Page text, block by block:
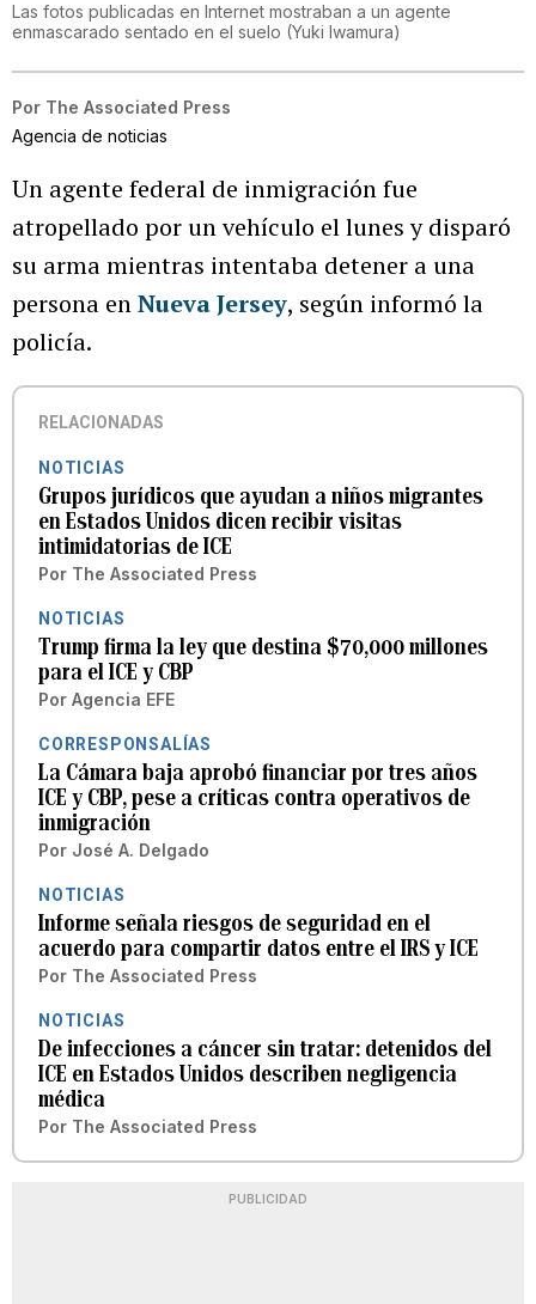
Las fotos publicadas en Internet mostraban a un agente
enmascarado sentado en el suelo (Yuki Iwamura)
Por The Associated Press
Agencia de noticias
Un agente federal de inmigración fue
atropellado por un vehículo el lunes y disparó
su arma mientras intentaba detener a una
persona enNueva Jersey, según informó la
policía.
RELACIONADAS
NOTICIAS
Grupos jurídicos que ayudan a niños migrantes
en Estados Unidos dicen recibir visitas
intimidatorias de ICE
Por The Associated Press
NOTICIAS
Trump firma la ley que destina $70,000 millones
para el ICE y CBP
Por Agencia EFE
CORRESPONSALÍAS
La Cámara baja aprobó financiar por tres años
ICE y CBP, pese a críticas contra operativos de
inmigración
Por José A. Delgado
NOTICIAS
Informe señala riesgos de seguridad en el
acuerdo para compartir datos entre el IRS y ICE
Por The Associated Press
NOTICIAS
De infecciones a cáncer sin tratar: detenidos del
ICE en Estados Unidos describen negligencia
médica
Por The Associated Press
PUBLICIDAD